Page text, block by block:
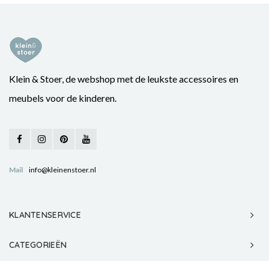
Klein & Stoer, de webshop met de leukste accessoires en
meubels voor de kinderen.
Mail info@kleinenstoer.nl
KLANTENSERVICE
CATEGORIEËN